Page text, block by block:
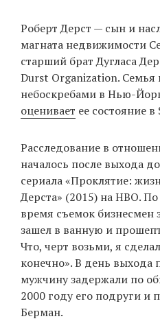
Роберт Дерст — сын и
магната недвижимости
старший брат Дугласа
Durst Organization. Семья
небоскребами в Нью-
оценивает ее состояние
Расследование в
началось после выхода
сериала «Проклятие:
Дерста» (2015) на HBO.
время съемок бизнесмен
зашел в ванную и
Что, черт возьми, я
конечно». В день выхода
мужчину задержали по
2000 году его подруги и
Берман.